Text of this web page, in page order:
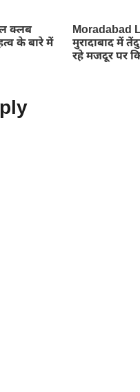
क्लब
के बारे में
Moradabad
मुरादाबाद में
रहे मजदूर पर